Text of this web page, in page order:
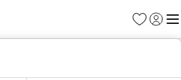
Favoritos
Iniciar